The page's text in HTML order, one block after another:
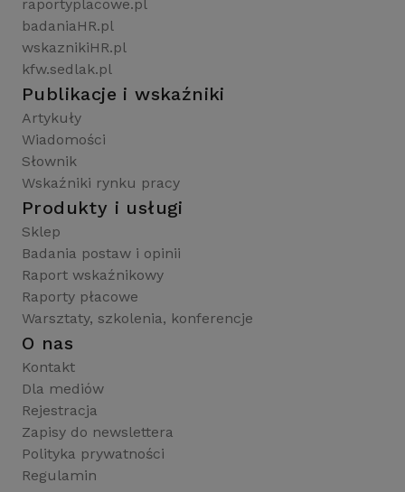
raportyplacowe.pl
badaniaHR.pl
wskaznikiHR.pl
kfw.sedlak.pl
Publikacje i wskaźniki
Artykuły
Wiadomości
Słownik
Wskaźniki rynku pracy
Produkty i usługi
Sklep
Badania postaw i opinii
Raport wskaźnikowy
Raporty płacowe
Warsztaty, szkolenia, konferencje
O nas
Kontakt
Dla mediów
Rejestracja
Zapisy do newslettera
Polityka prywatności
Regulamin